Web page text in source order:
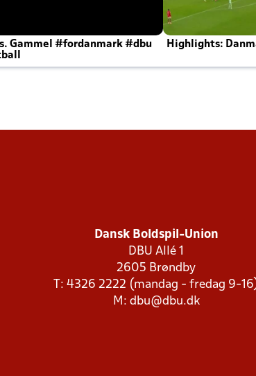
Gammel #fordanmark #dbu
Highlights:
Dansk Boldspil-Union
DBU Allé 1
2605 Brøndby
T: 4326 2222 (mandag - fredag 9-
M: dbu@dbu.dk